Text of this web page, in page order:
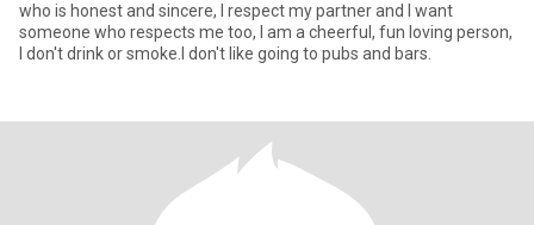
who is honest and sincere, I respect my partner and I want
someone who respects me too, I am a cheerful, fun loving person,
I don't drink or smoke.I don't like going to pubs and bars.